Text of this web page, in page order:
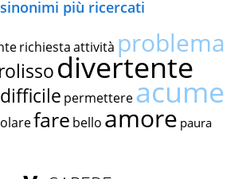
più ricercati
richiestaattività problema
divertente
difficile permettereacume
fare bello amore paura